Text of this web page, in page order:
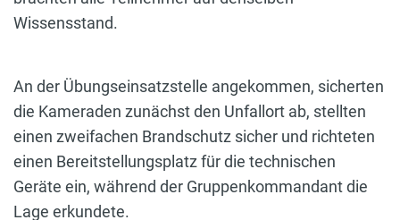
Wissensstand.
An der Übungseinsatzstelle angekommen, sicherten
die Kameraden zunächst den Unfallort ab, stellten
einen zweifachen Brandschutz sicher und richteten
einen Bereitstellungsplatz für die technischen
Geräte ein, während der Gruppenkommandant die
Lage erkundete.